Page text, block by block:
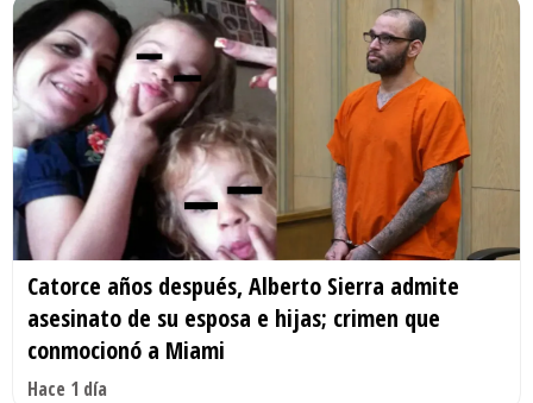
Catorce años después, Alberto Sierra admite
asesinato de su esposa e hijas; crimen que
conmocionó a Miami
Hace 1 día